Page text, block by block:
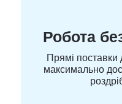
Робота
Прямі поставки
максимально